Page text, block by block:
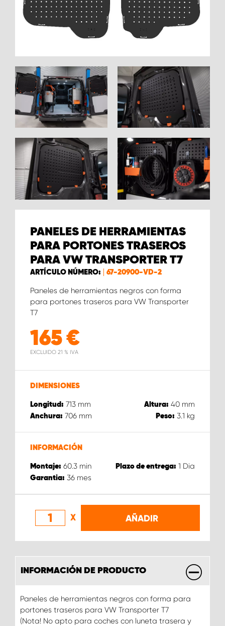
PANELES DE HERRAMIENTAS
PARA PORTONES TRASEROS
PARA VW TRANSPORTER T7
ARTÍCULO NÚMERO: 67-20900-VD-2
Paneles de herramientas negros con forma
para portones traseros para VW Transporter
T7
165€
EXCLUIDO 21 % IVA
DIMENSIONES
Longitud: 713 mm Altura: 40 mm
Anchura: 706 mm Peso: 3.1 kg
INFORMACIÓN
Montaje: 60.3 min Plazo de entrega: 1 Dia
Garantia: 36 mes
X AÑADIR
INFORMACIÓN DE PRODUCTO
Paneles de herramientas negros con forma para
portones traseros para VW Transporter T7
(Nota! No apto para coches con luneta trasera y